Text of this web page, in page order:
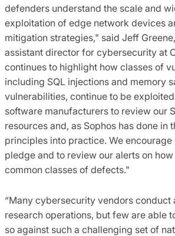
defenders understand the scale and
exploitation of edge network devices
mitigation strategies," said Jeff
assistant director for cybersecurity at
continues to highlight how classes of
including SQL injections and memory
vulnerabilities, continue to be
software manufacturers to review our
resources and, as Sophos has done in
principles into practice. We encourage
pledge and to review our alerts on
common classes of defects."
“Many cybersecurity vendors conduct
research operations, but few are able
so against such a challenging set of